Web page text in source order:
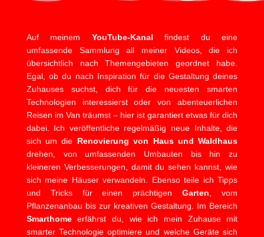
Auf meinem YouTube-Kanal findest du eine
umfassende Sammlung all meiner Videos, die ich
übersichtlich nach Themengebieten geordnet habe.
Egal, ob du nach Inspiration für die Gestaltung deines
Zuhauses suchst, dich für die neuesten smarten
Technologien interessierst oder von abenteuerlichen
Reisen im Van träumst – hier ist garantiert etwas für dich
dabei. Ich veröffentliche regelmäßig neue Inhalte, die
sich um die Renovierung von Haus und Waldhaus
drehen, von umfassenden Umbauten bis hin zu
kleineren Verbesserungen, damit du sehen kannst, wie
sich meine Häuser verwandeln. Ebenso teile ich Tipps
und Tricks für einen prächtigenGarten , vom
Pflanzenanbau bis zur kreativen Gestaltung. Im Bereich
Smarthomeerfährst du, wie ich mein Zuhause mit
smarter Technologie optimiere und welche Geräte sich